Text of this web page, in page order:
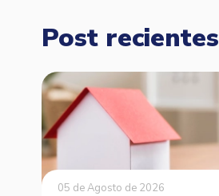
Post recientes
05 de Agosto de 2026